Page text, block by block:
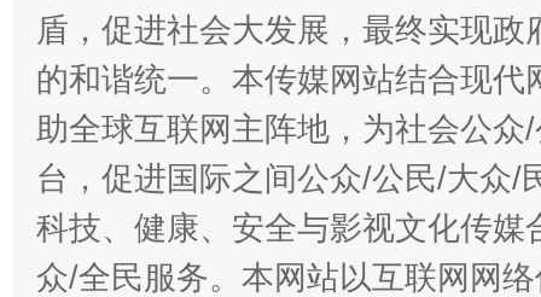
盾，促进社会大发展，最终实现
的和谐统一。本传媒网站结合现
助全球互联网主阵地，为社会公
台，促进国际之间公众/公民/大众/
科技、健康、安全与影视文化传
众/全民服务。本网站以互联网网